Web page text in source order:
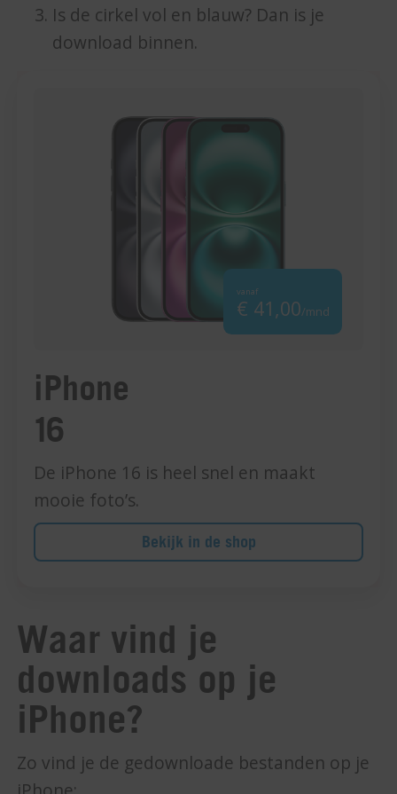
Is de cirkel vol en blauw? Dan is je
download binnen.
iPhone
16
De iPhone 16 is heel snel en maakt
mooie foto’s.
Bekijk in de shop
vanaf
€ 41,00/mnd
Waar vind je
downloads op je
iPhone?
Zo vind je de gedownloade bestanden op je